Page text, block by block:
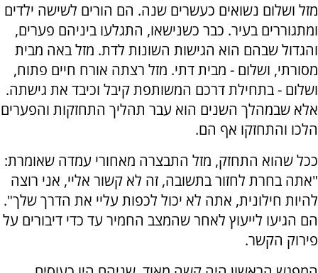
מזל ושלום נשואים כעשרים שנה. הם הורים לשישה ילדים
ומתגוררים בעיר. כבר כשנישאו, התגלעו ביניהם פערים,
והגדול שבהם הוא הגישות השונות לדת. מזל באה מבית
מסורתי, ושלום - מבית דתי. מזל רצתה אורח חיים פתוח,
ושלום - בתחילת דרכם המשותפת קיבל וכיבד את גישתה.
אלא שבמהלך השנים הוא עבר תהליך התחזקות והפערים
הלכו והתחזקו אף הם.
ככל שהוא התחזק, מזל התבצרה מאחורי עמדה שאומרת:
"אתה בחרת לחזור בתשובה, זה לא קשור אליי, אני רוצה
להיות חילונית, אתה לא יכול לכפות עליי את הדרך שלך".
הם הגיעו לייעוץ לאחר שהמצב החמיר עד כדי דיבורים על
פירוק הקשר.